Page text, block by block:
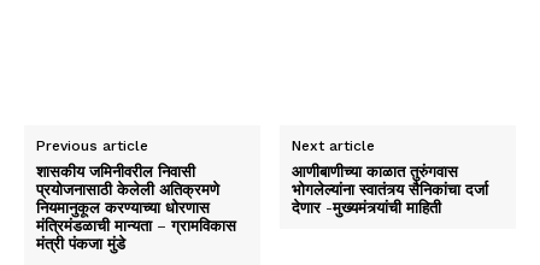
Previous article
शासकीय जमिनीवरील निवासी
प्रयोजनासाठी केलेली अतिक्रमणे
नियमानुकूल करण्याच्या धोरणास
मंत्रिमंडळाची मान्यता – ग्रामविकास
मंत्री पंकजा मुंडे
Next article
आणीबाणीच्या काळात तुरुंगवास
भोगलेल्यांना स्वातंत्र्य सैनिकांचा दर्जा
देणार -मुख्यमंत्र्यांची माहिती